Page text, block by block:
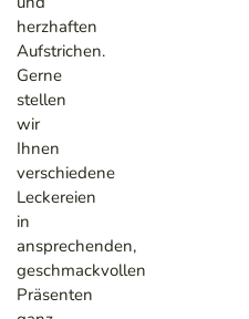
herzhaften
Aufstrichen.
Gerne
stellen
wir
Ihnen
verschiedene
Leckereien
in
ansprechenden,
geschmackvollen
Präsenten